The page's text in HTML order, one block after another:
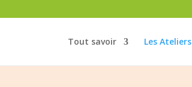
Tout savoir Les Ateliers